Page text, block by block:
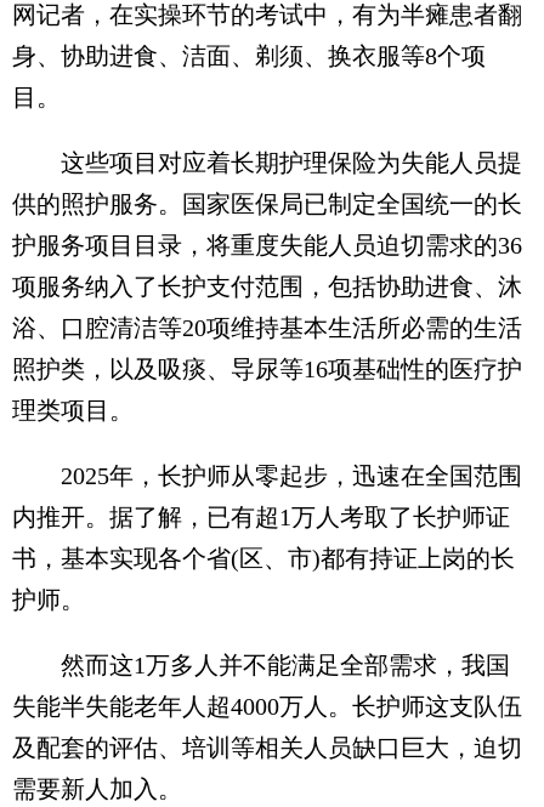
网记者，在实操环节的考试中，有为半瘫患者翻
身、协助进食、洁面、剃须、换衣服等8个项
目。
这些项目对应着长期护理保险为失能人员提
供的照护服务。国家医保局已制定全国统一的长
护服务项目目录，将重度失能人员迫切需求的36
项服务纳入了长护支付范围，包括协助进食、沐
浴、口腔清洁等20项维持基本生活所必需的生活
照护类，以及吸痰、导尿等16项基础性的医疗护
理类项目。
2025年，长护师从零起步，迅速在全国范围
内推开。据了解，已有超1万人考取了长护师证
书，基本实现各个省(区、市)都有持证上岗的长
护师。
然而这1万多人并不能满足全部需求，我国
失能半失能老年人超4000万人。长护师这支队伍
及配套的评估、培训等相关人员缺口巨大，迫切
需要新人加入。